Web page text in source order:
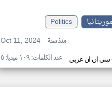
Politics
Oct 11, 2024
منذ سنة
سي ان ان عربي عدد الكلمات: ١٠٩ ميديا: ٥